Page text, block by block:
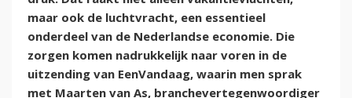
maar ook de luchtvracht, een essentieel
onderdeel van de Nederlandse economie. Die
zorgen komen nadrukkelijk naar voren in de
uitzending van EenVandaag, waarin men sprak
met Maarten van As, branchevertegenwoordiger